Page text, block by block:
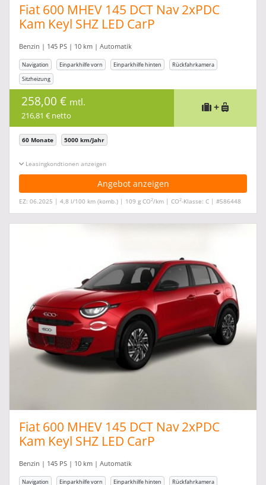
Fiat 600 MHEV 145 DCT Nav 2xPDC
Kam Keyl SHZ LED CarP
Benzin | 145 PS | 10 km | Automatik
Navigation Einparkhilfe vorn Einparkhilfe hinten
Rückfahrkamera
Sitzheizung
258,00 € mtl.
216,81 € netto
+
60 Monate 5000 km/Jahr
Leasingkonditionen ein-/ausblenden
Angebot anzeigen
EZ: 06.2025 | 4,8 l/100 km (komb.) | 109 g CO2/km | CO2-Klasse: C | #586448
Fiat 600 MHEV 145 DCT Nav 2xPDC
Kam Keyl SHZ LED CarP
Benzin | 145 PS | 10 km | Automatik
Navigation Einparkhilfe vorn Einparkhilfe hinten Rückfahrkamera